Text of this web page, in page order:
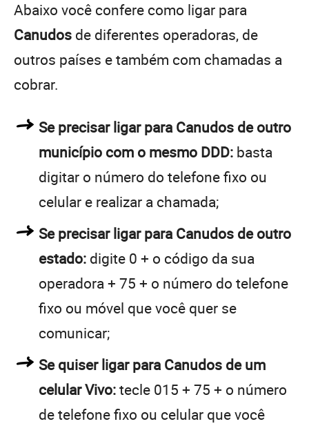
Abaixo você confere como ligar para
Canudos de diferentes operadoras, de
outros países e também com chamadas a
cobrar.
Se precisar ligar para Canudos de outro
município com o mesmo DDD: basta
digitar o número do telefone fixo ou
celular e realizar a chamada;
Se precisar ligar para Canudos de outro
estado: digite 0 + o código da sua
operadora + 75 + o número do telefone
fixo ou móvel que você quer se
comunicar;
Se quiser ligar para Canudos de um
celular Vivo:tecle 015 + 75 + o número
de telefone fixo ou celular que você